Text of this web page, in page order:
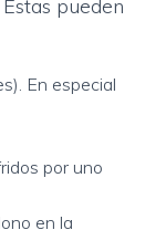
pueden
En especial
por uno
en la